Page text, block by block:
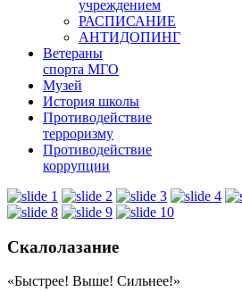
учреждением
РАСПИСАНИЕ
АНТИДОПИНГ
Ветераны
спорта МГО
Музей
История школы
Противодействие
терроризму
Противодействие
коррупции
Скалолазание
«Быстрее! Выше! Сильнее!»